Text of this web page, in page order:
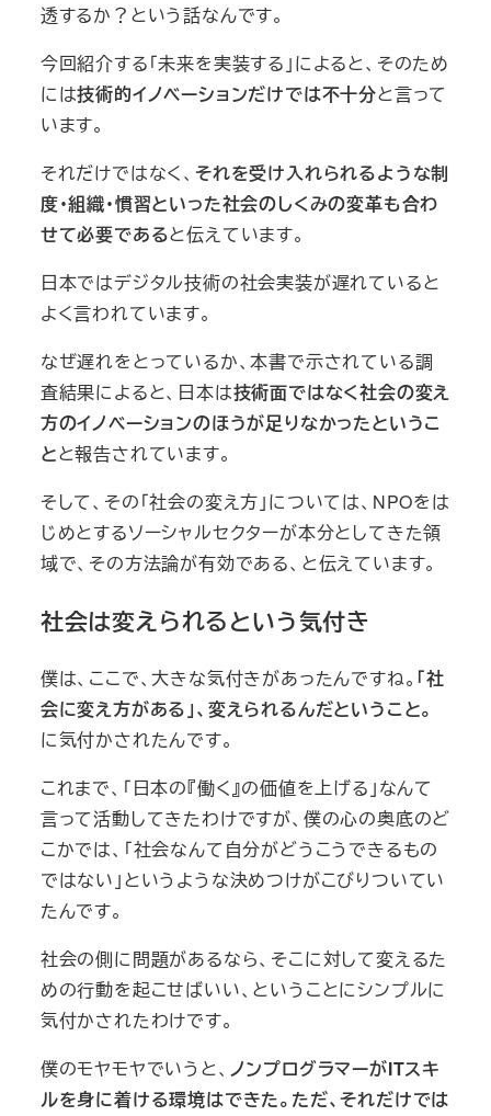
透するか？という話なんです。
今回紹介する「未来を実装する」によると、そのため
には技術的イノベーションだけでは不十分と言って
います。
それだけではなく、 それを受け入れられるような制
度・組織・慣習といった社会のしくみの変革も合わ
せて必要であると伝えています。
日本ではデジタル技術の社会実装が遅れていると
よく言われています。
なぜ遅れをとっているか、本書で示されている調
査結果によると、日本は技術面ではなく社会の変え
方のイノベーションのほうが足りなかったというこ
とと報告されています。
そして、その「社会の変え方」については、NPOをは
じめとするソーシャルセクターが本分としてきた領
域で、その方法論が有効である、と伝えています。
社会は変えられるという気付き
僕は、ここで、大きな気付きがあったんですね。 「社
会に変え方がある」、変えられるんだということ。
に気付かされたんです。
これまで、「日本の『働く』の価値を上げる」なんて
言って活動してきたわけですが、僕の心の奥底のど
こかでは、「社会なんて自分がどうこうできるもの
ではない」というような決めつけがこびりついてい
たんです。
社会の側に問題があるなら、そこに対して変えるた
めの行動を起こせばいい、ということにシンプルに
気付かされたわけです。
僕のモヤモヤでいうと、 ノンプログラマーがITスキ
ルを身に着ける環境はできた。ただ、それだけでは